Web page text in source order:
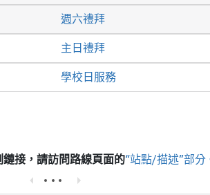
週六禮拜
主日禮拜
學校日服務
接，請訪問路線頁面的“站點/描述”部分